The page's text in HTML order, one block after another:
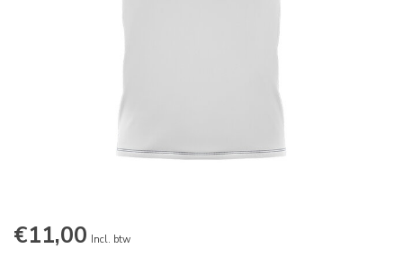
€11,00 Incl. btw